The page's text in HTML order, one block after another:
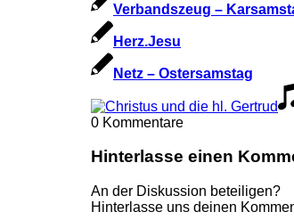
Verbandszeug –
Herz.Jesu
Netz – Ostersamstag
0 Kommentare
Hinterlasse einen
An der Diskussion beteiligen?
Hinterlasse uns deinen